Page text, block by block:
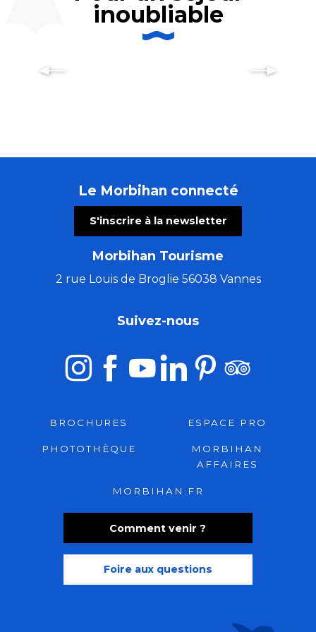
inoubliable
10 activités à sensation dans le
Le Morbihan connecté
S'inscrire à la newsletter
Morbihan Tourisme
2 rue Louis de Broglie 56038 Vannes
Comment venir ?
Foire aux questions
Suivez-nous
BROCHURES ESPACE PRO
PHOTOTHÈQUE
MORBIHAN
AFFAIRES
MORBIHAN.FR